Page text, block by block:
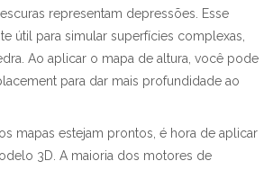
representam depressões. Esse
útil para simular superfícies complexas,
Ao aplicar o mapa de altura, você pode
para dar mais profundidade ao
mapas estejam prontos, é hora de aplicar
3D. A maioria dos motores de